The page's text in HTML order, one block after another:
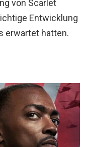
von Scarlet
Entwicklung
erwartet hatten.